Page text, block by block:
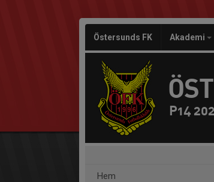
Östersunds FK Akademi
P14
Hem